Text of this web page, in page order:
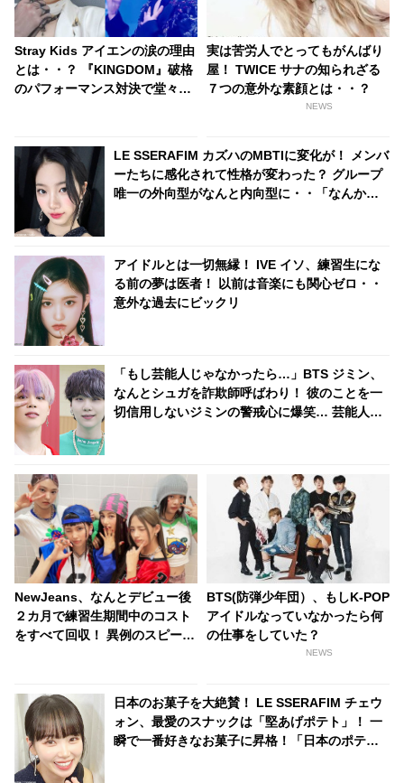
Stray Kids アイエンの涙の理由
とは・・？ 『KINGDOM』破格
のパフォーマンス対決で堂々の
実は苦労人でとってもがんばり
屋！ TWICE サナの知られざる
７つの意外な素顔とは・・？
NEWS
LE SSERAFIM カズハのMBTIに変化が！ メンバ
ーたちに感化されて性格が変わった？ グループ
唯一の外向型がなんと内向型に・・「なんか申
アイドルとは一切無縁！ IVE イソ、練習生にな
る前の夢は医者！ 以前は音楽にも関心ゼロ・・
意外な過去にビックリ
「もし芸能人じゃなかったら…」BTS ジミン、
なんとシュガを詐欺師呼ばわり！ 彼のことを一
切信用しないジミンの警戒心に爆笑… 芸能人に
NewJeans、なんとデビュー後
２カ月で練習生期間中のコスト
をすべて回収！ 異例のスピード
金の使い道は・・？
BTS(防弾少年団）、もしK-POP
アイドルなっていなかったら何
の仕事をしていた？
NEWS
日本のお菓子を大絶賛！ LE SSERAFIM チェウ
ォン、最愛のスナックは「堅あげポテト」！ 一
瞬で一番好きなお菓子に昇格！「日本のポテチ